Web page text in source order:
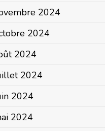
2024
2024
2024
2024
2024
2024